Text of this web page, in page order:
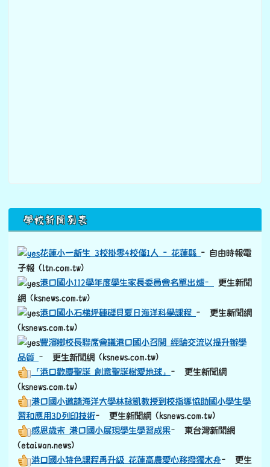
下中區域內容
學校新聞列表
花蓮小一新生 3校掛零4校僅1人 - 花蓮縣- 自由時報電
子報 (ltn.com.tw)
港口國小112學年度學生家長委員會名單出爐– 更生新聞
網 (ksnews.com.tw)
港口國小石梯坪硨磲貝夏日海洋科學課程– 更生新聞網
(ksnews.com.tw)
豐濱鄉校長聯席會議港口國小召開 經驗交流以提升辦學
品質– 更生新聞網 (ksnews.com.tw)
「港口歡慶聖誕 創意聖誕樹愛地球」– 更生新聞網
(ksnews.com.tw)
港口國小邀請海洋大學林詠凱教授到校指導協助國小學生學
習和應用3D列印技術– 更生新聞網 (ksnews.com.tw)
感恩歲末 港口國小展現學生學習成果– 東台灣新聞網
(etaiwan.news)
港口國小特色課程再升級 花蓮高農愛心移撥獨木舟– 更生